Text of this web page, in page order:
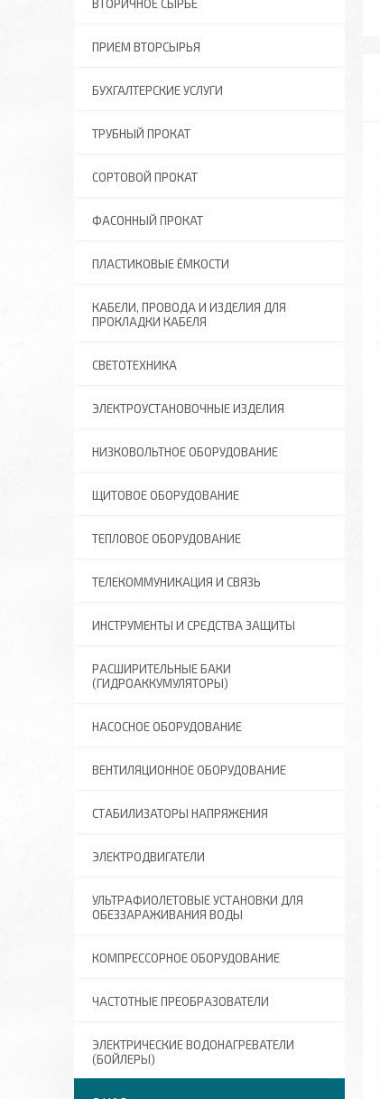
ВТОРИЧНОЕ СЫРЬЕ
ПРИЕМ ВТОРСЫРЬЯ
БУХГАЛТЕРСКИЕ УСЛУГИ
ТРУБНЫЙ ПРОКАТ
СОРТОВОЙ ПРОКАТ
ФАСОННЫЙ ПРОКАТ
ПЛАСТИКОВЫЕ ЁМКОСТИ
КАБЕЛИ, ПРОВОДА И ИЗДЕЛИЯ ДЛЯ
ПРОКЛАДКИ КАБЕЛЯ
СВЕТОТЕХНИКА
ЭЛЕКТРОУСТАНОВОЧНЫЕ ИЗДЕЛИЯ
НИЗКОВОЛЬТНОЕ ОБОРУДОВАНИЕ
ЩИТОВОЕ ОБОРУДОВАНИЕ
ТЕПЛОВОЕ ОБОРУДОВАНИЕ
ТЕЛЕКОММУНИКАЦИЯ И СВЯЗЬ
ИНСТРУМЕНТЫ И СРЕДСТВА ЗАЩИТЫ
РАСШИРИТЕЛЬНЫЕ БАКИ
(ГИДРОАККУМУЛЯТОРЫ)
НАСОСНОЕ ОБОРУДОВАНИЕ
ВЕНТИЛЯЦИОННОЕ ОБОРУДОВАНИЕ
СТАБИЛИЗАТОРЫ НАПРЯЖЕНИЯ
ЭЛЕКТРОДВИГАТЕЛИ
УЛЬТРАФИОЛЕТОВЫЕ УСТАНОВКИ ДЛЯ
ОБЕЗЗАРАЖИВАНИЯ ВОДЫ
КОМПРЕССОРНОЕ ОБОРУДОВАНИЕ
ЧАСТОТНЫЕ ПРЕОБРАЗОВАТЕЛИ
ЭЛЕКТРИЧЕСКИЕ ВОДОНАГРЕВАТЕЛИ
(БОЙЛЕРЫ)